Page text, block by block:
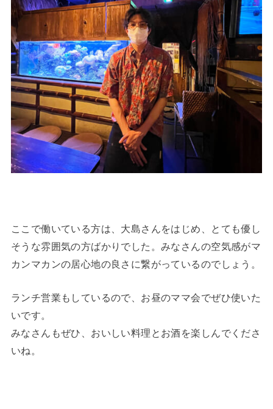
ここで働いている方は、大島さんをはじめ、とても優し
そうな雰囲気の方ばかりでした。みなさんの空気感がマ
カンマカンの居心地の良さに繋がっているのでしょう。
ランチ営業もしているので、お昼のママ会でぜひ使いた
いです。
みなさんもぜひ、おいしい料理とお酒を楽しんでくださ
いね。